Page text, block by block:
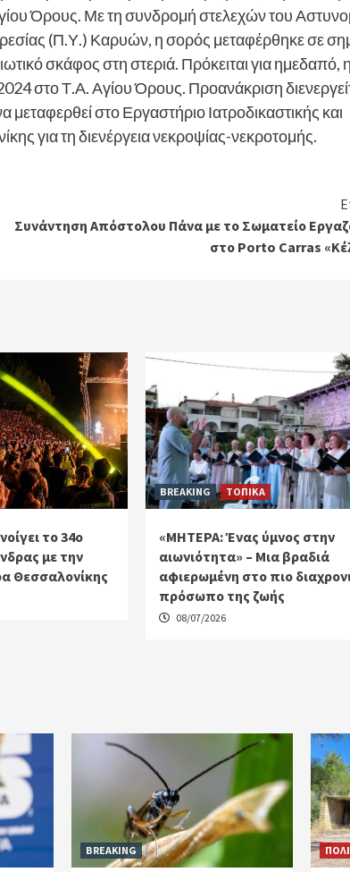
Όρους. Με τη συνδρομή στελεχών του
(Π.Υ.) Καρυών, η σορός μεταφέρθηκε σε
σκάφος στη στεριά. Πρόκειται για ημεδαπό,
στο Τ.Α. Αγίου Όρους. Προανάκριση
στο Εργαστήριο Ιατροδικαστικής και
για τη διενέργεια νεκροψίας-νεκροτομής.
Συνάντηση Απόστολου Πάνα με το Σωματείο
στο Porto Carras
το 34ο
με την
Θεσσαλονίκης
BREAKING ΤΟΠΙΚΑ
«ΜΗΤΕΡΑ: Ένας ύμνος στην
αιωνιότητα» – Μια βραδιά
αφιερωμένη στο πιο
πρόσωπο της ζωής
08/07/2026
BREAKING